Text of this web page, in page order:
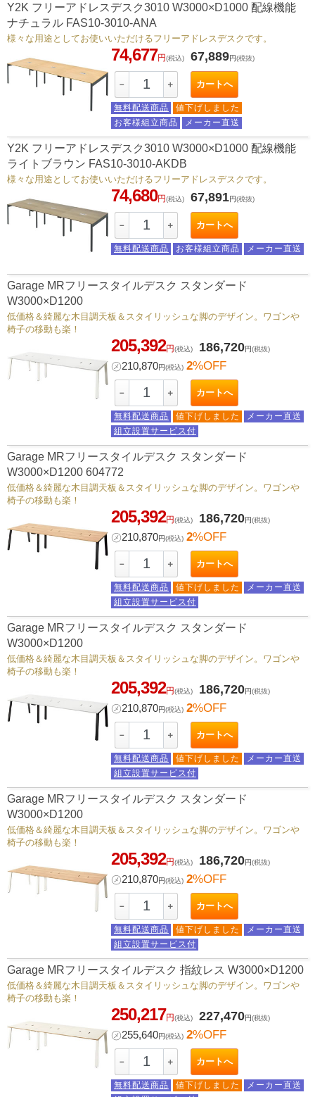
Y2K フリーアドレスデスク3010 W3000×D1000 配線機能
ナチュラル FAS10-3010-ANA
様々な用途としてお使いいただけるフリーアドレスデスクです。
74,677円(税込) 67,889円(税抜)
－ ＋ カートへ
無料配送商品
値下げしました
お客様組立商品
メーカー直送
Y2K フリーアドレスデスク3010 W3000×D1000 配線機能
ライトブラウン FAS10-3010-AKDB
様々な用途としてお使いいただけるフリーアドレスデスクです。
74,680円(税込) 67,891円(税抜)
－ ＋ カートへ
無料配送商品 お客様組立商品 メーカー直送
Garage MRフリースタイルデスク スタンダード
W3000×D1200
低価格＆綺麗な木目調天板＆スタイリッシュな脚のデザイン。ワゴンや
椅子の移動も楽！
205,392円(税込) 186,720円(税抜)
㋱210,870円(税込) 2%OFF
－ ＋ カートへ
無料配送商品 値下げしました
メーカー直送
組立設置サービス付
Garage MRフリースタイルデスク スタンダード
W3000×D1200 604772
低価格＆綺麗な木目調天板＆スタイリッシュな脚のデザイン。ワゴンや
椅子の移動も楽！
205,392円(税込) 186,720円(税抜)
㋱210,870円(税込) 2%OFF
－ ＋ カートへ
無料配送商品 値下げしました
メーカー直送
組立設置サービス付
Garage MRフリースタイルデスク スタンダード
W3000×D1200
低価格＆綺麗な木目調天板＆スタイリッシュな脚のデザイン。ワゴンや
椅子の移動も楽！
205,392円(税込) 186,720円(税抜)
㋱210,870円(税込) 2%OFF
－ ＋ カートへ
無料配送商品 値下げしました
メーカー直送
組立設置サービス付
Garage MRフリースタイルデスク スタンダード
W3000×D1200
低価格＆綺麗な木目調天板＆スタイリッシュな脚のデザイン。ワゴンや
椅子の移動も楽！
205,392円(税込) 186,720円(税抜)
㋱210,870円(税込) 2%OFF
－ ＋ カートへ
無料配送商品 値下げしました
メーカー直送
組立設置サービス付
Garage MRフリースタイルデスク 指紋レス W3000×D1200
低価格＆綺麗な木目調天板＆スタイリッシュな脚のデザイン。ワゴンや
椅子の移動も楽！
250,217円(税込) 227,470円(税抜)
㋱255,640円(税込) 2%OFF
－ ＋ カートへ
無料配送商品 値下げしました
メーカー直送